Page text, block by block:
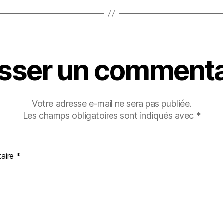
un
Votre adresse e-mail ne sera pas publiée.
Les champs obligatoires sont indiqués avec *
*